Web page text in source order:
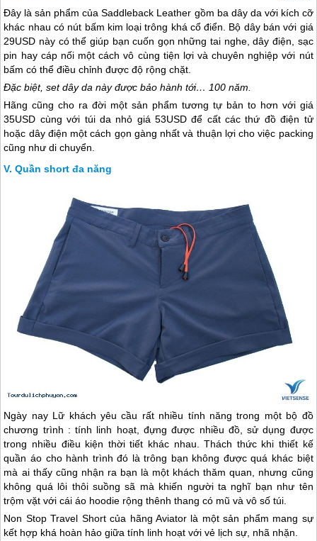
Đây là sản phẩm của Saddleback Leather gồm ba dây da với kích cỡ
khác nhau có nút bấm kim loại trông khá cổ điển. Bộ dây bán với giá
29USD này có thể giúp bạn cuốn gọn những tai nghe, dây điện, sạc
pin hay cáp nối một cách vô cùng tiện lợi và chuyên nghiệp với nút
bấm có thể điều chỉnh được độ rộng chặt.
Đặc biệt, set dây da này được bảo hành tới… 100 năm.
Hãng cũng cho ra đời một sản phẩm tương tự bản to hơn với giá
35USD cùng với túi da nhỏ giá 53USD để cất các thứ đồ điện tử
hoặc dây điện một cách gọn gàng nhất và thuận lợi cho việc packing
cũng như di chuyển.
Quần short đa năng
Ngày nay Lữ khách yêu cầu rất nhiều tính năng trong một bộ đồ
chương trình : tính linh hoạt, đựng được nhiều đồ, sử dụng được
trong nhiều điều kiện thời tiết khác nhau. Thách thức khi thiết kế
quần áo cho hành trình đó là trông bạn không được quá khác biệt
mà ai thấy cũng nhận ra bạn là một khách thăm quan, nhưng cũng
không quá lôi thôi suồng sã mà khiến người ta nghĩ bạn như tên
trộm vặt với cái áo hoodie rộng thênh thang có mũ và vô số túi.
Non Stop Travel Short của hãng Aviator là một sản phẩm mang sự
kết hợp khá hoàn hảo giữa tính linh hoạt với vẻ lịch sự, nhã nhặn.